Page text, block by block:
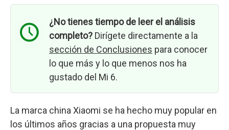
¿No tienes tiempo de leer el análisis
completo? Dirígete directamente a la
sección de Conclusiones para conocer
lo que más y lo que menos nos ha
gustado del Mi 6.
La marca china Xiaomi se ha hecho muy popular en
los últimos años gracias a una propuesta muy